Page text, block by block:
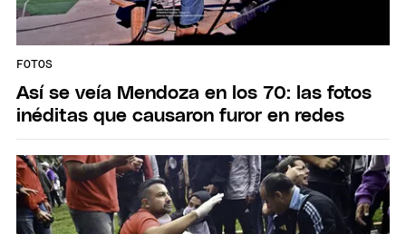
FOTOS
Así se veía Mendoza en los 70: las fotos
inéditas que causaron furor en redes